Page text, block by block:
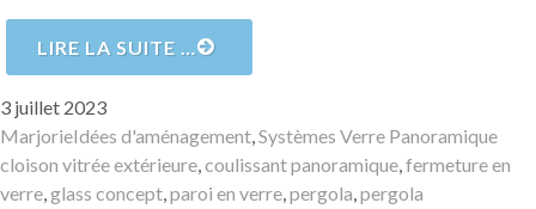
LIRE LA SUITE …
Publié
le
3 juillet 2023
Auteur
MarjorieCatégories
Idées d'aménagement,Systèmes Verre Panoramique
clés
cloison vitrée extérieure,coulissant panoramique,fermeture en
verre,glass concept,paroi en verre,pergola,pergola